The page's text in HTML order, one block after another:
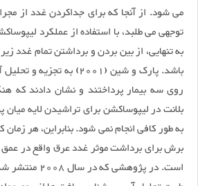
می شود. از آنجا که برای جداکردن غدد از
توجهی می طلبد، با استفاده از عملکرد
به تنهایی، از بین بردن و برداشتن تمام غدد
باشد. پارک و شین (2001) به
روی سه بیمار پرداختند و نشان دادند که
بلانت در لیپوساکشن برای تراشیدن لایه
به طور کافی انجام نمی شود. بنابراین، هر زمان
برش برای برداشت موثر غدد عرق واقع در
است. در پژوهشی